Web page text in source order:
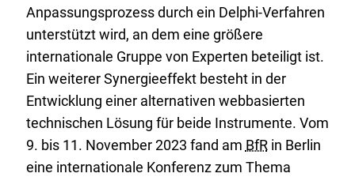
Anpassungsprozess durch ein Delphi-Verfahren
unterstützt wird, an dem eine größere
internationale Gruppe von Experten beteiligt ist.
Ein weiterer Synergieeffekt besteht in der
Entwicklung einer alternativen webbasierten
technischen Lösung für beide Instrumente. Vom
9. bis 11. November 2023 fand am BfRin Berlin
eine internationale Konferenz zum Thema